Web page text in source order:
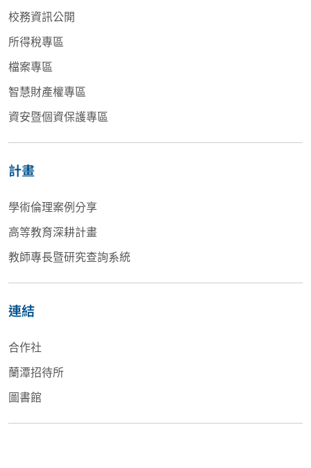
校務資訊公開
所得稅專區
檔案專區
智慧財產權專區
資安暨個資保護專區
計畫
學術倫理案例分享
高等教育深耕計畫
教師專長暨研究查詢系統
連結
合作社
蘭潭招待所
圖書館